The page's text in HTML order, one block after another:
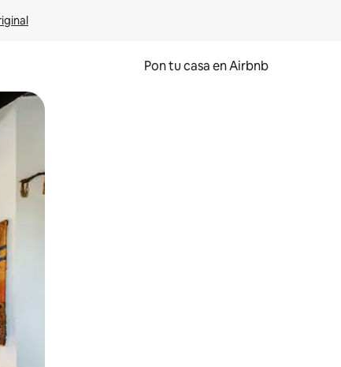
Pon tu casa en Airbnb
el dedo.